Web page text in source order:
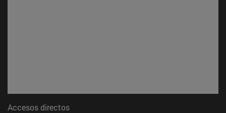
Accesos directos